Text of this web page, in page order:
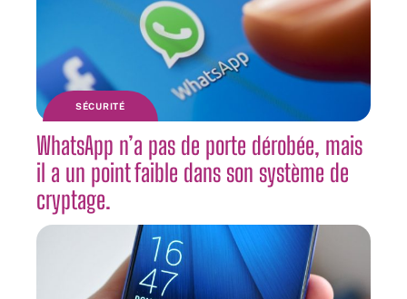
SÉCURITÉ
WhatsApp n’a pas de porte dérobée, mais
il a un point faible dans son système de
cryptage.